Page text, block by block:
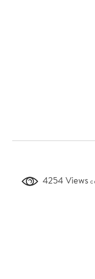
4254 Views